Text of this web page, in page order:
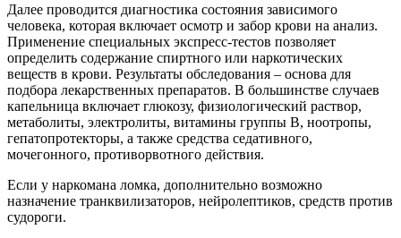
Далее проводится диагностика состояния зависимого
человека, которая включает осмотр и забор крови на анализ.
Применение специальных экспресс-тестов позволяет
определить содержание спиртного или наркотических
веществ в крови. Результаты обследования – основа для
подбора лекарственных препаратов. В большинстве случаев
капельница включает глюкозу, физиологический раствор,
метаболиты, электролиты, витамины группы В, ноотропы,
гепатопротекторы, а также средства седативного,
мочегонного, противорвотного действия.
Если у наркомана ломка, дополнительно возможно
назначение транквилизаторов, нейролептиков, средств против
судороги.